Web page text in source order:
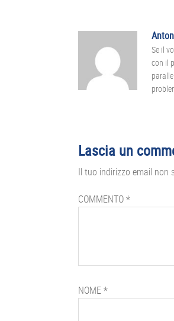
Se il
con il
Interazioni
del
lettore
Lascia un
Il tuo indirizzo email non
COMMENTO*
NOME*